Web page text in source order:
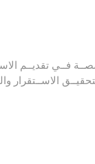
فــي تقديــم
الاســتقرار